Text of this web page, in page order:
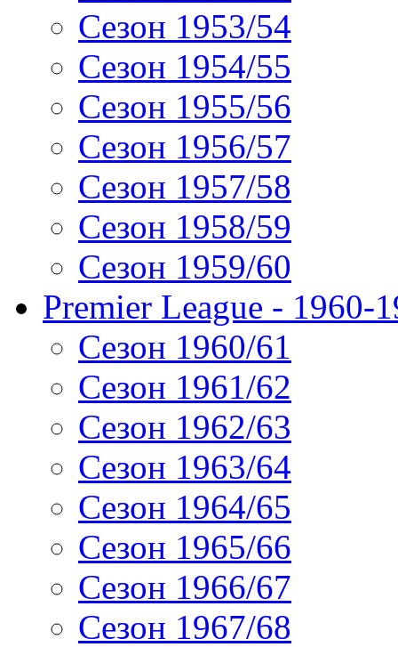
Сезон 1953/54
Сезон 1954/55
Сезон 1955/56
Сезон 1956/57
Сезон 1957/58
Сезон 1958/59
Сезон 1959/60
Premier League - 1960-
Сезон 1960/61
Сезон 1961/62
Сезон 1962/63
Сезон 1963/64
Сезон 1964/65
Сезон 1965/66
Сезон 1966/67
Сезон 1967/68